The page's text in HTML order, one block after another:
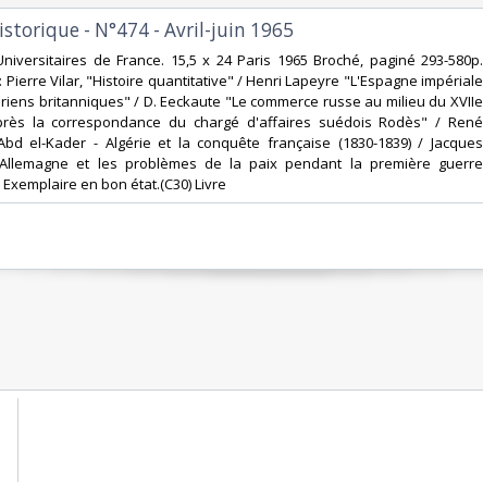
- N°474 - Avril-juin 1965‎
de France. 15,5 x 24 Paris 1965 Broché, paginé 293-580p.
Pierre Vilar, "Histoire quantitative" / Henri Lapeyre "L'Espagne impériale
britanniques" / D. Eeckaute "Le commerce russe au milieu du XVIIe
la correspondance du chargé d'affaires suédois Rodès" / René
el-Kader - Algérie et la conquête française (1830-1839) / Jacques
et les problèmes de la paix pendant la première guerre
en bon état.(C30) Livre